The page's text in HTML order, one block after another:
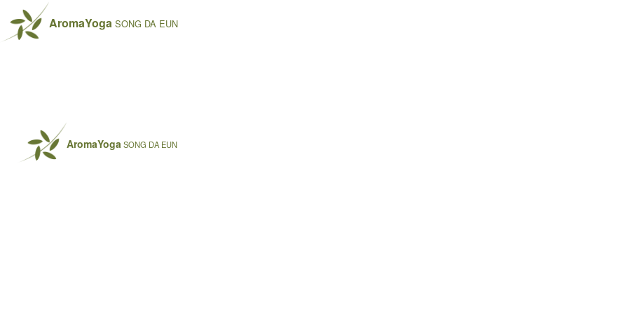
AromaYoga SONG DA EUN
AromaYogaSONG DA EUN